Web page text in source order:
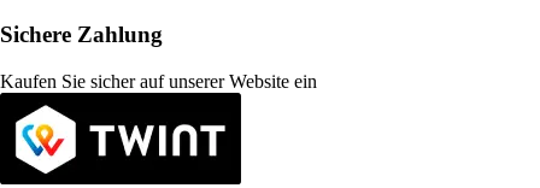
Sichere Zahlung
Kaufen Sie sicher auf unserer Website ein